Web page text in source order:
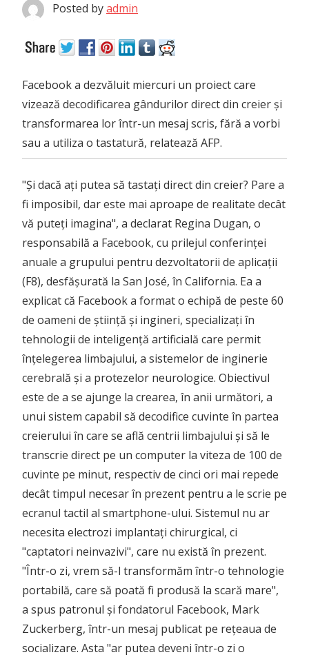
Posted byadmin
Facebook a dezvăluit miercuri un proiect care
vizează decodificarea gândurilor direct din creier și
transformarea lor într-un mesaj scris, fără a vorbi
sau a utiliza o tastatură, relatează AFP.
"Și dacă ați putea să tastați direct din creier? Pare a
fi imposibil, dar este mai aproape de realitate decât
vă puteți imagina", a declarat Regina Dugan, o
responsabilă a Facebook, cu prilejul conferinței
anuale a grupului pentru dezvoltatorii de aplicații
(F8), desfășurată la San José, în California. Ea a
explicat că Facebook a format o echipă de peste 60
de oameni de știință și ingineri, specializați în
tehnologii de inteligență artificială care permit
înțelegerea limbajului, a sistemelor de inginerie
cerebrală și a protezelor neurologice. Obiectivul
este de a se ajunge la crearea, în anii următori, a
unui sistem capabil să decodifice cuvinte în partea
creierului în care se află centrii limbajului și să le
transcrie direct pe un computer la viteza de 100 de
cuvinte pe minut, respectiv de cinci ori mai repede
decât timpul necesar în prezent pentru a le scrie pe
ecranul tactil al smartphone-ului. Sistemul nu ar
necesita electrozi implantați chirurgical, ci
"captatori neinvazivi", care nu există în prezent.
"Într-o zi, vrem să-l transformăm într-o tehnologie
portabilă, care să poată fi produsă la scară mare",
a spus patronul și fondatorul Facebook, Mark
Zuckerberg, într-un mesaj publicat pe rețeaua de
socializare. Asta "ar putea deveni într-o zi o